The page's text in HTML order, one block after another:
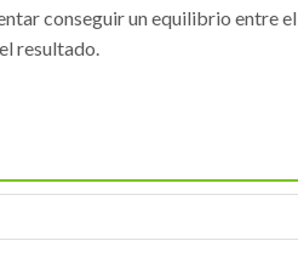
conseguir un equilibrio entre el
resultado.